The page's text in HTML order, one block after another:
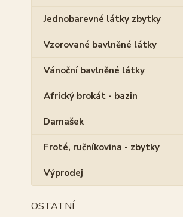
Jednobarevné látky zbytky
Vzorované bavlněné látky
Vánoční bavlněné látky
Africký brokát - bazin
Damašek
Froté, ručníkovina - zbytky
Výprodej
OSTATNÍ